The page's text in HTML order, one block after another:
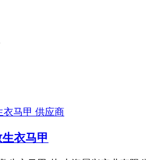
衣马甲